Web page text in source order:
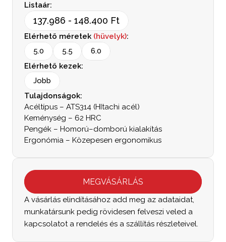
Listaár:
137.986 - 148.400 Ft
Elérhető méretek (hüvelyk):
5.0
5.5
6.0
Elérhető kezek:
Jobb
Tulajdonságok:
Acéltípus – ATS314 (HItachi acél)
Keménység – 62 HRC
Pengék – Homorú–domború kialakítás
Ergonómia – Közepesen ergonomikus
MEGVÁSÁRLÁS
A vásárlás elindításához add meg az adataidat,
munkatársunk pedig rövidesen felveszi veled a
kapcsolatot a rendelés és a szállítás részleteivel.